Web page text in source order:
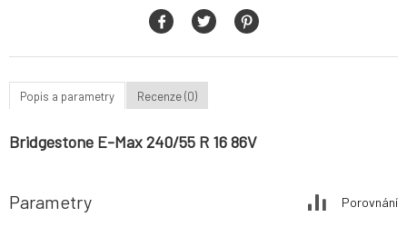
Popis a parametry Recenze (0)
Bridgestone E-Max 240/55 R 16 86V
Parametry Porovnání